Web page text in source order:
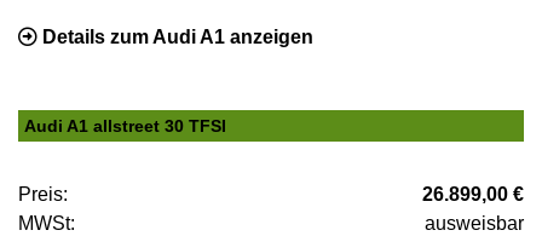
Details zum Audi A1 anzeigen
Audi A1 allstreet 30 TFSI
Preis:
26.899,00 €
MWSt:
ausweisbar